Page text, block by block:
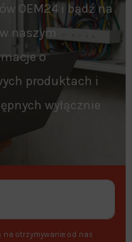
OEM24 i bądź na
naszym
o
produktach i
wyłącznie
na otrzymywanie od nas